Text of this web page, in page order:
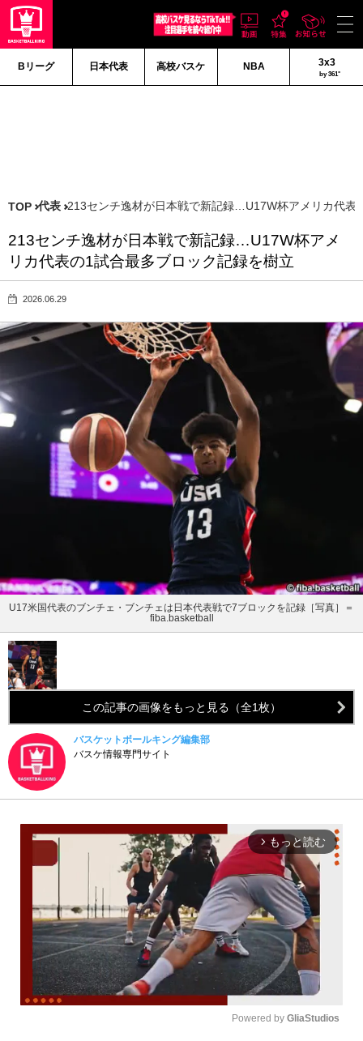
Bリーグ 日本代表 高校バスケ NBA 3x3
by 361°
TOP 代表 213センチ逸材が日本戦で新記録…U17W杯アメリカ代表
213センチ逸材が日本戦で新記録…U17W杯アメ
リカ代表の1試合最多ブロック記録を樹立
2026.06.29
U17米国代表のブンチェ・ブンチェは日本代表戦で7ブロックを記録［写真］＝
fiba.basketball
この記事の画像をもっと見る（全1枚）
バスケットボールキング編集部
バスケ情報専門サイト
arrow_forward_ios もっと読む
Powered by GliaStudios